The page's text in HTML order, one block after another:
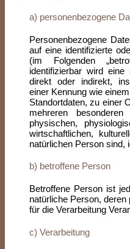
a) personenbezogene
Personenbezogene
auf eine identifizierte
(im Folgenden
identifizierbar wird eine
direkt oder indirekt,
einer Kennung wie
Standortdaten, zu einer
mehreren
physischen,
wirtschaftlichen,
natürlichen Person sind,
b) betroffene Person
Betroffene Person ist
natürliche Person,
für die Verarbeitung
c) Verarbeitung